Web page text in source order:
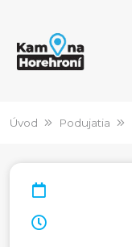
Úvod Podujatia